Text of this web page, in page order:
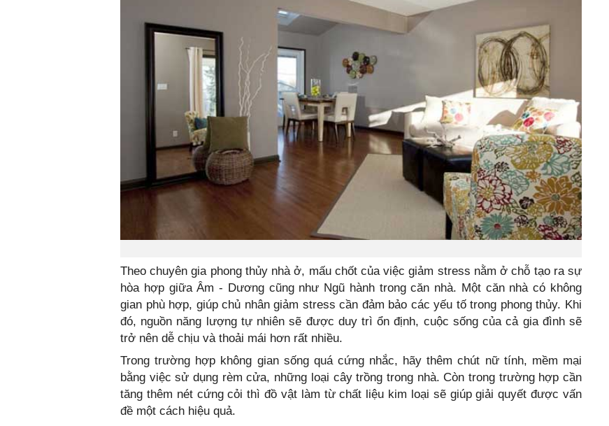
Theo chuyên gia phong thủy nhà ở, mấu chốt của việc giảm stress nằm ở chỗ tạo ra sự
hòa hợp giữa Âm - Dương cũng như Ngũ hành trong căn nhà. Một căn nhà có không
gian phù hợp, giúp chủ nhân giảm stress cần đảm bảo các yếu tố trong phong thủy. Khi
đó, nguồn năng lượng tự nhiên sẽ được duy trì ổn định, cuộc sống của cả gia đình sẽ
trở nên dễ chịu và thoải mái hơn rất nhiều.
Trong trường hợp không gian sống quá cứng nhắc, hãy thêm chút nữ tính, mềm mại
bằng việc sử dụng rèm cửa, những loại cây trồng trong nhà. Còn trong trường hợp cần
tăng thêm nét cứng cỏi thì đồ vật làm từ chất liệu kim loại sẽ giúp giải quyết được vấn
đề một cách hiệu quả.